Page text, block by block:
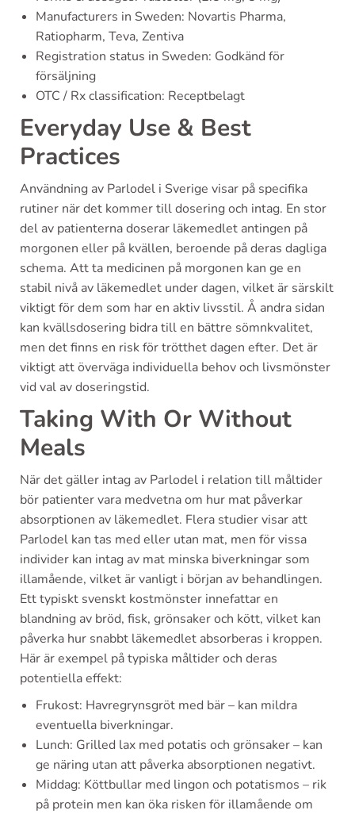
Manufacturers in Sweden: Novartis Pharma,
Ratiopharm, Teva, Zentiva
Registration status in Sweden: Godkänd för
försäljning
OTC / Rx classification: Receptbelagt
Everyday Use & Best
Practices
Användning av Parlodel i Sverige visar på specifika
rutiner när det kommer till dosering och intag. En stor
del av patienterna doserar läkemedlet antingen på
morgonen eller på kvällen, beroende på deras dagliga
schema. Att ta medicinen på morgonen kan ge en
stabil nivå av läkemedlet under dagen, vilket är särskilt
viktigt för dem som har en aktiv livsstil. Å andra sidan
kan kvällsdosering bidra till en bättre sömnkvalitet,
men det finns en risk för trötthet dagen efter. Det är
viktigt att överväga individuella behov och livsmönster
vid val av doseringstid.
Taking With Or Without
Meals
När det gäller intag av Parlodel i relation till måltider
bör patienter vara medvetna om hur mat påverkar
absorptionen av läkemedlet. Flera studier visar att
Parlodel kan tas med eller utan mat, men för vissa
individer kan intag av mat minska biverkningar som
illamående, vilket är vanligt i början av behandlingen.
Ett typiskt svenskt kostmönster innefattar en
blandning av bröd, fisk, grönsaker och kött, vilket kan
påverka hur snabbt läkemedlet absorberas i kroppen.
Här är exempel på typiska måltider och deras
potentiella effekt:
Frukost: Havregrynsgröt med bär – kan mildra
eventuella biverkningar.
Lunch: Grilled lax med potatis och grönsaker – kan
ge näring utan att påverka absorptionen negativt.
Middag: Köttbullar med lingon och potatismos – rik
på protein men kan öka risken för illamående om